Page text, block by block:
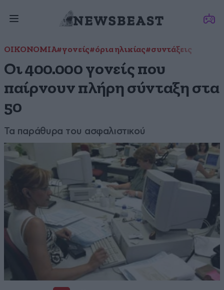
ΟΙΚΟΝΟΜΙΑ#γονείς#όρια ηλικίας#συντάξεις
Οι 400.000 γονείς που
παίρνουν πλήρη σύνταξη στα
50
Τα παράθυρα του ασφαλιστικού